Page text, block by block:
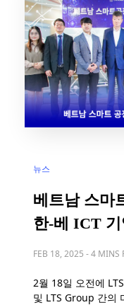
뉴스
베트남 스마
한-베 ICT
FEB 18, 2025 -4 MINS
2월 18일 오전에
및 LTS Group 간의